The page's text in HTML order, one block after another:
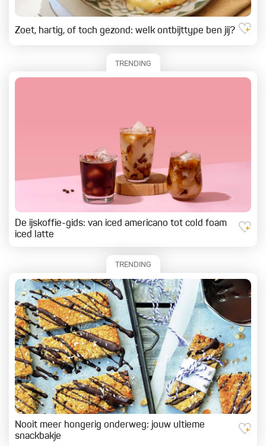
Zoet, hartig, of toch gezond: welk ontbijttype ben jij?
TRENDING
De ijskoffie-gids: van iced americano tot cold foam
iced latte
TRENDING
Nooit meer hongerig onderweg: jouw ultieme
snackbakje